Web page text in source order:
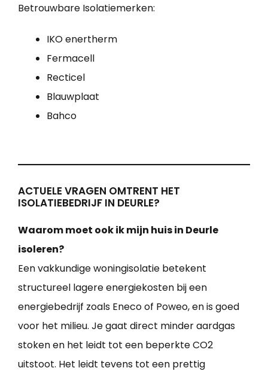
Betrouwbare Isolatiemerken:
IKO enertherm
Fermacell
Recticel
Blauwplaat
Bahco
ACTUELE VRAGEN OMTRENT HET
ISOLATIEBEDRIJF IN DEURLE?
Waarom moet ook ik mijn huis in Deurle
isoleren?
Een vakkundige woningisolatie betekent
structureel lagere energiekosten bij een
energiebedrijf zoals Eneco of Poweo, en is goed
voor het milieu. Je gaat direct minder aardgas
stoken en het leidt tot een beperkte CO2
uitstoot. Het leidt tevens tot een prettig